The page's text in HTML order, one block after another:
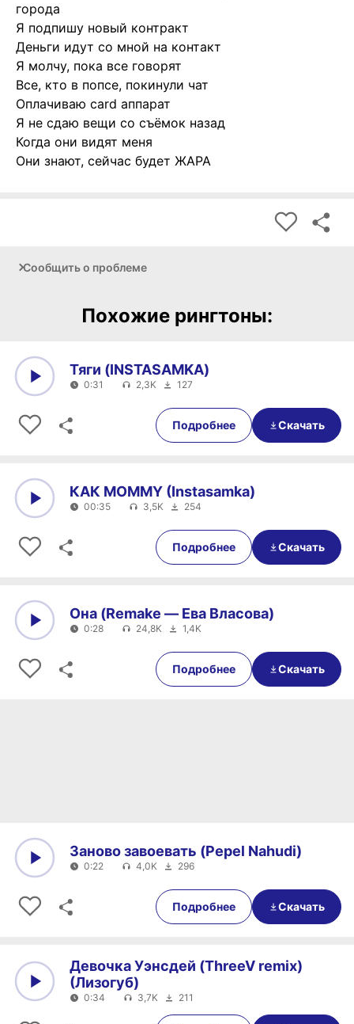
города
Я подпишу новый контракт
Деньги идут со мной на контакт
Я молчу, пока все говорят
Все, кто в попсе, покинули чат
Оплачиваю card аппарат
Я не сдаю вещи со съёмок назад
Когда они видят меня
Они знают, сейчас будет ЖАРА
Сообщить о проблеме
Похожие рингтоны:
0:31
Тяги (INSTASAMKA)
0:31 2,3K 127
Подробнее Скачать
00:35
КАК MOMMY (Instasamka)
00:35 3,5K 254
Подробнее Скачать
0:28
Она (Remake — Ева Власова)
0:28 24,8K 1,4K
Подробнее Скачать
0:22
Заново завоевать (Pepel Nahudi)
0:22 4,0K 296
Подробнее Скачать
0:34
Девочка Уэнсдей (ThreeV remix)
(Лизогуб)
0:34 3,7K 211